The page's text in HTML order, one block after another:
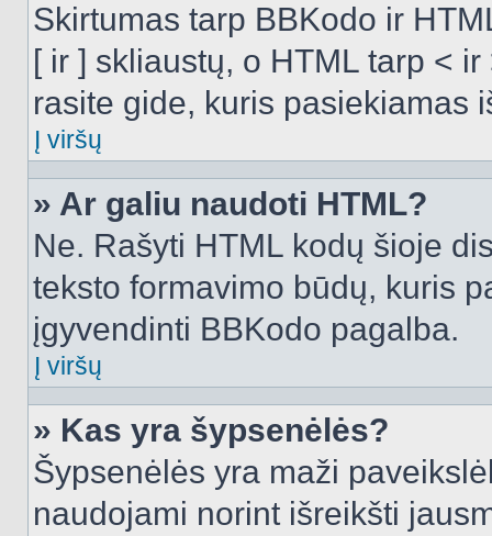
Skirtumas tarp BBKodo ir
[ ir ] skliaustų, o HTML tarp <
rasite gide, kuris pasiekiamas
Į viršų
» Ar galiu naudoti HTML?
Ne. Rašyti HTML kodų šioje
teksto formavimo būdų, kuris
įgyvendinti BBKodo pagalba.
Į viršų
» Kas yra šypsenėlės?
Šypsenėlės yra maži
naudojami norint išreikšti